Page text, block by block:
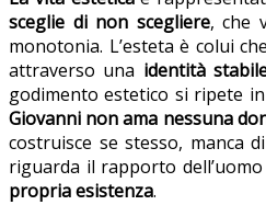
sceglie di non scegliere, che
monotonia. L’esteta è colui
attraverso una identità
godimento estetico si ripete in
Giovanni non ama nessuna
costruisce se stesso, manca
riguarda il rapporto
propria esistenza.